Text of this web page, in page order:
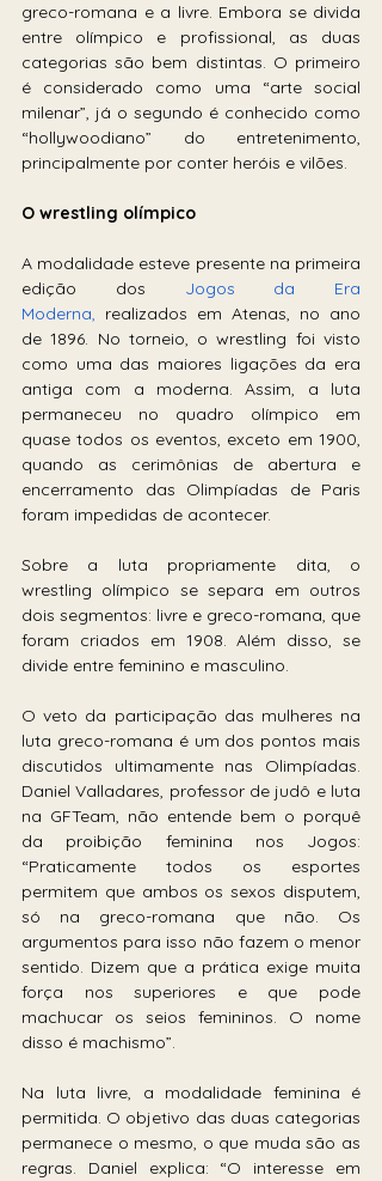
greco-romana e a livre. Embora se divida
entre olímpico e profissional, as duas
categorias são bem distintas. O primeiro
é considerado como uma “arte social
milenar”, já o segundo é conhecido como
“hollywoodiano” do entretenimento,
principalmente por conter heróis e vilões.
O wrestling olímpico
A modalidade esteve presente na primeira
edição dos Jogos da Era
Moderna, realizados em Atenas, no ano
de 1896. No torneio, o wrestling foi visto
como uma das maiores ligações da era
antiga com a moderna. Assim, a luta
permaneceu no quadro olímpico em
quase todos os eventos, exceto em 1900,
quando as cerimônias de abertura e
encerramento das Olimpíadas de Paris
foram impedidas de acontecer.
Sobre a luta propriamente dita, o
wrestling olímpico se separa em outros
dois segmentos: livre e greco-romana, que
foram criados em 1908. Além disso, se
divide entre feminino e masculino.
O veto da participação das mulheres na
luta greco-romana é um dos pontos mais
discutidos ultimamente nas Olimpíadas.
Daniel Valladares, professor de judô e luta
na GFTeam, não entende bem o porquê
da proibição feminina nos Jogos:
“Praticamente todos os esportes
permitem que ambos os sexos disputem,
só na greco-romana que não. Os
argumentos para isso não fazem o menor
sentido. Dizem que a prática exige muita
força nos superiores e que pode
machucar os seios femininos. O nome
disso é machismo”.
Na luta livre, a modalidade feminina é
permitida. O objetivo das duas categorias
permanece o mesmo, o que muda são as
regras. Daniel explica: “O interesse em